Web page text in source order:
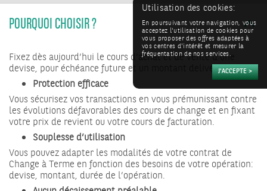
POURQUOI CHOISIR ?
Fixez dès aujourd’hui le cours d’achat et de vente d’une
devise, pour échéance future et un montant deliverins.
Protection efficace
Vous sécurisez vos transactions en vous prémunissant contre
les évolutions défavorables des cours de change et en fixant
votre prix de revient ou votre cours de facturation.
Souplesse d’utilisation
Vous pouvez adapter les modalités de votre contrat de
Change à Terme en fonction des besoins de votre opération:
devise, montant, durée de l’opération.
Utilisation des cookies:
En poursuivant votre navigation, vous
acceptez l'utilisation de cookies pour
vous proposer des offres adaptées à
vos centres d'intérêt et mesurer la
fréquentation de nos services.